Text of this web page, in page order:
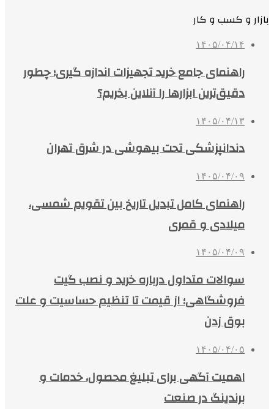
بازار و کسب و کار
۱۴۰۵/۰۴/۱۴
راهنمای جامع خرید تجهیزات اندازه گیری؛ چطور
دقیق‌ترین ابزارها را آنلاین بخریم؟
۱۴۰۵/۰۴/۱۳
دندانپزشکی تحت بیهوشی در شرق تهران
۱۴۰۵/۰۴/۰۹
راهنمای کامل تبدیل تاریخ بین تقویم شمسی،
میلادی و قمری
۱۴۰۵/۰۴/۰۹
سوالات متداول درباره خرید و نصب گیت
فروشگاهی؛ از قیمت تا تنظیم حساسیت و علت
بوق زدن
۱۴۰۵/۰۴/۰۵
اهمیت آگهی برای تبلیغ محصول، خدمات و
برندینگ در صنعت